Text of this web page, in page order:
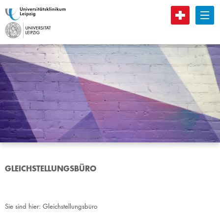
B
GLEICHSTELLUNGSBÜRO
Sie sind hier: Gleichstellungsbüro